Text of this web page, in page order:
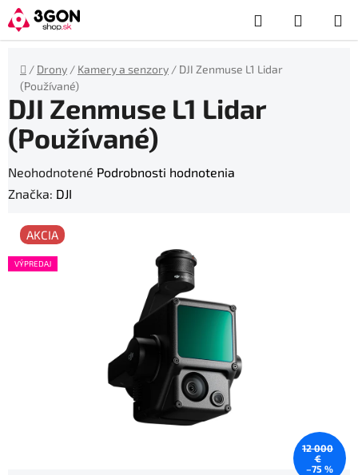
Prejsť
na
obsah
Hľadať
KOŠÍK
Domov
/ Drony / Kamery a senzory / DJI Zenmuse L1 Lidar
(Používané)
DJI Zenmuse L1 Lidar
(Používané)
Priemerné
hodnotenie
0,0
Neohodnotené Podrobnosti hodnotenia
Značka: DJI
AKCIA
VÝPREDAJ
12 000
€
–75 %